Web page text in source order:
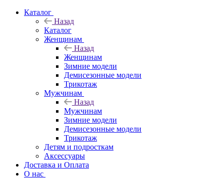
Каталог
Назад
Каталог
Женщинам
Назад
Женщинам
Зимние модели
Демисезонные модели
Трикотаж
Мужчинам
Назад
Мужчинам
Зимние модели
Демисезонные модели
Трикотаж
Детям и подросткам
Аксессуары
Доставка и Оплата
О нас